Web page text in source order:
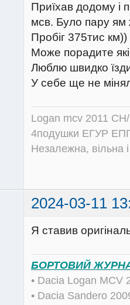
Приїхав додому і
мсв. Було пару ям
Пробіг 375тис км))
Може порадите
Люблю швидко
У себе ще не
Logan mcv 2011
4подушки ЕГУР
Незалежна, вільна
2024-03-11
Я ставив
БОРТОВИЙ
• Dacia Logan
• Dacia Sandero